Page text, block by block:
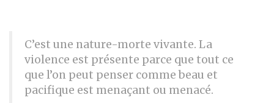
C’est une nature-morte vivante. La
violence est présente parce que tout ce
que l’on peut penser comme beau et
pacifique est menaçant ou menacé.